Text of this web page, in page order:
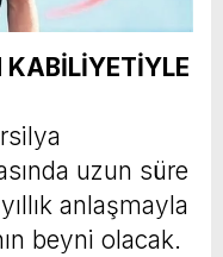
KABİLİYETİYLE
uzun süre
anlaşmayla
beyni olacak.